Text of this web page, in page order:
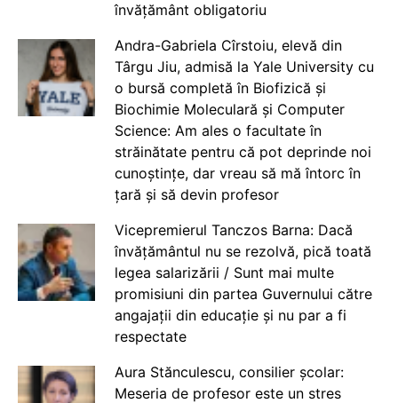
învățământ obligatoriu
Andra-Gabriela Cîrstoiu, elevă din
Târgu Jiu, admisă la Yale University cu
o bursă completă în Biofizică și
Biochimie Moleculară și Computer
Science: Am ales o facultate în
străinătate pentru că pot deprinde noi
cunoștințe, dar vreau să mă întorc în
țară și să devin profesor
Vicepremierul Tanczos Barna: Dacă
învățământul nu se rezolvă, pică toată
legea salarizării / Sunt mai multe
promisiuni din partea Guvernului către
angajații din educație și nu par a fi
respectate
Aura Stănculescu, consilier școlar:
Meseria de profesor este un stres